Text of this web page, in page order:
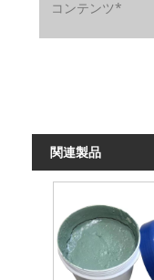
関連製品